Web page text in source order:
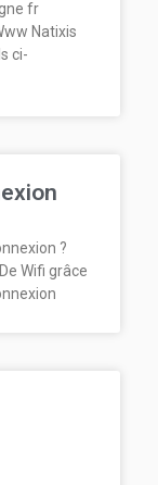
fr
Natixis
ci-
?
Wifi grâce